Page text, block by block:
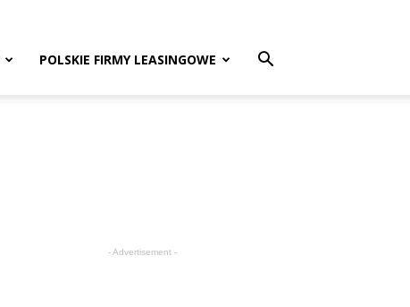
POLSKIE FIRMY LEASINGOWE
- Advertisement -